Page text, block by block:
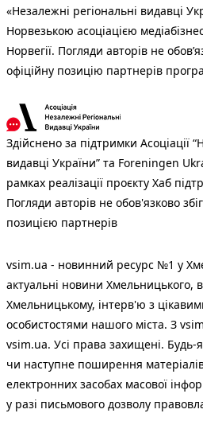
«Незалежні регіональні видавці
Норвезькою асоціацією
Норвегії. Погляди авторів не
офіційну позицію партнерів
Здійснено за підтримки Асоціації
видавці України” та Foreningen
рамках реалізації проєкту Хаб
Погляди авторів не обов'язково
позицією партнерів
vsim.ua - новинний ресурс №1 у
актуальні новини Хмельницького,
Хмельницькому, інтерв'ю з
особистостями нашого міста. З
vsim.ua. Усі права захищені. Будь-
чи наступне поширення
електронних засобах масової
у разі письмового дозволу